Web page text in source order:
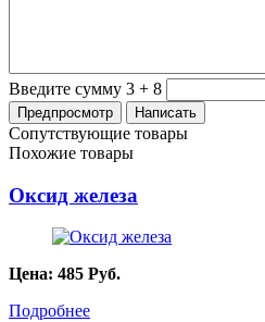
Введите сумму 3 + 8
Сопутствующие товары
Похожие товары
Оксид железа
Цена: 485 Руб.
Подробнее